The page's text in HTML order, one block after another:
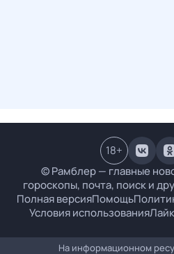
© Рамблер — главные
гороскопы, почта, поиск и
Полная версияПомощь
Условия использования
18+
На информационном